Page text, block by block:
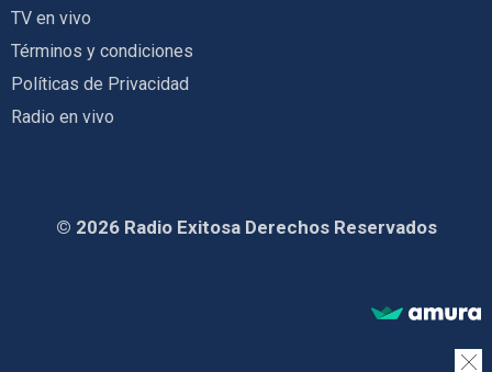
TV en vivo
Términos y condiciones
Políticas de Privacidad
Radio en vivo
© 2026 Radio Exitosa Derechos Reservados